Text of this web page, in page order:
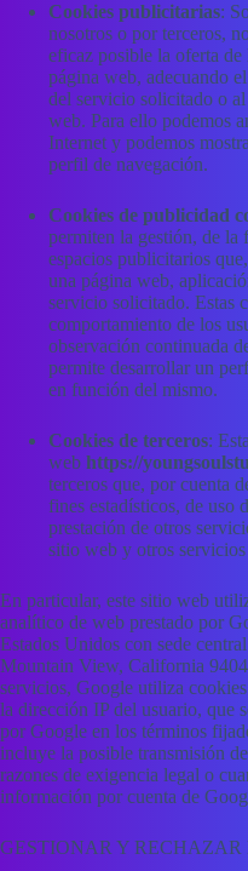
Cookies publicitarias:
nosotros o por terceros,
eficaz posible la oferta
página web, adecuando
del servicio solicitado o
web. Para ello podemos
Internet y podemos
perfil de navegación.
Cookies de publicidad
permiten la gestión, de la
espacios publicitarios
una página web,
servicio solicitado. Estas
comportamiento de los
observación continuada
permite desarrollar un
en función del mismo.
Cookies de terceros: Esta
web https://
terceros que, por cuenta
fines estadísticos, de uso
prestación de otros
sitio web y otros
En particular, este sitio web
analítico de web prestado por
Estados Unidos con sede
Mountain View, California
servicios, Google utiliza
la dirección IP del usuario, que
por Google en los términos
incluye la posible transmisión
razones de exigencia legal o
información por cuenta de
GESTIONAR Y RECHAZAR